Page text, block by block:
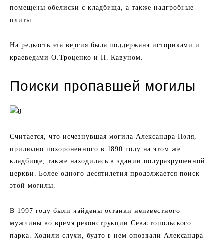
помещены обелиски с кладбища, а также надгробные
плиты.
На редкость эта версия была поддержана историками и
краеведами О.Троценко и Н. Кавуном.
Поиски пропавшей могилы
Считается, что исчезнувшая могила Александра Поля,
прилюдно похороненного в 1890 году на этом же
кладбище, также находилась в здании полуразрушенной
церкви. Более одного десятилетия продолжается поиск
этой могилы.
В 1997 году были найдены останки неизвестного
мужчины во время реконструкции Севастопольского
парка. Ходили слухи, будто в нем опознали Александра